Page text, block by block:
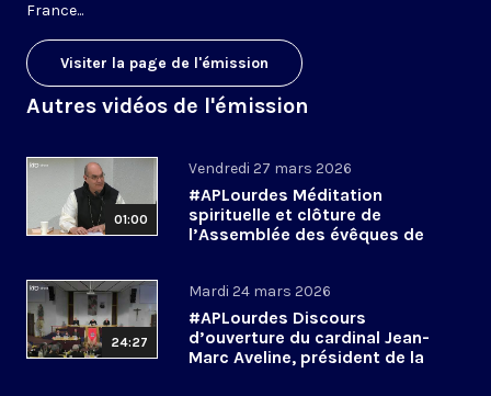
France...
Visiter la page de l'émission
Autres vidéos de l'émission
01:00
Vendredi 27 mars 2026
#APLourdes Méditation
spirituelle et clôture de
l’Assemblée des évêques de
24:27
Mardi 24 mars 2026
#APLourdes Discours
d’ouverture du cardinal Jean-
Marc Aveline, président de la